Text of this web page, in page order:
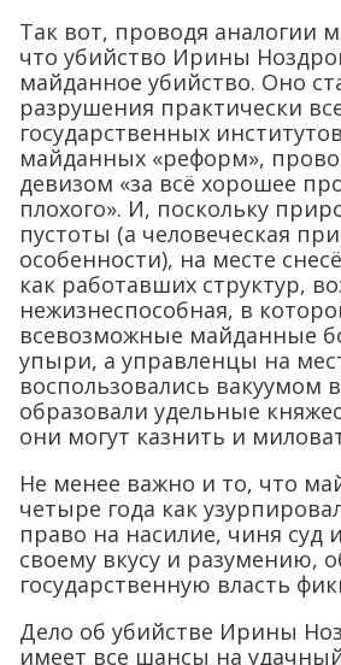
Так вот, проводя аналогии
что убийство Ирины
майданное убийство. Оно
разрушения практически
государственных
майданных «реформ»,
девизом «за всё хорошее
плохого». И, поскольку
пустоты (а человеческая
особенности), на месте
как работавших структур,
нежизнеспособная, в
всевозможные майданные
упыри, а управленцы на
воспользовались вакуумом
образовали удельные
они могут казнить и
Не менее важно и то, что
четыре года как
право на насилие, чиня суд
своему вкусу и разумению,
государственную власть
Дело об убийстве Ирины
имеет все шансы на